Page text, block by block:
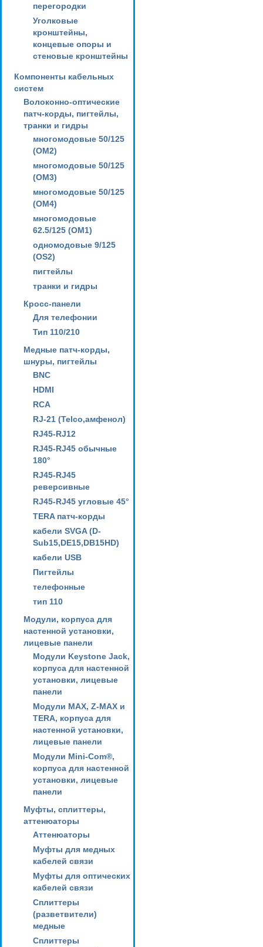
перегородки
Уголковые
кронштейны,
концевые опоры и
стеновые кронштейны
Компоненты кабельных
систем
Волоконно-оптические
патч-корды, пигтейлы,
транки и гидры
многомодовые 50/125
(OM2)
многомодовые 50/125
(OM3)
многомодовые 50/125
(OM4)
многомодовые
62.5/125 (OM1)
одномодовые 9/125
(OS2)
пигтейлы
транки и гидры
Кросс-панели
Для телефонии
Тип 110/210
Медные патч-корды,
шнуры, пигтейлы
BNC
HDMI
RCA
RJ-21 (Telco,амфенол)
RJ45-RJ12
RJ45-RJ45 обычные
180°
RJ45-RJ45
реверсивные
RJ45-RJ45 угловые 45°
TERA патч-корды
кабели SVGA (D-
Sub15,DE15,DB15HD)
кабели USB
Пигтейлы
телефонные
тип 110
Модули, корпуса для
настенной установки,
лицевые панели
Модули Keystone Jack,
корпуса для настенной
установки, лицевые
панели
Модули MAX, Z-MAX и
TERA, корпуса для
настенной установки,
лицевые панели
Модули Mini-Com®,
корпуса для настенной
установки, лицевые
панели
Муфты, сплиттеры,
аттенюаторы
Аттенюаторы
Муфты для медных
кабелей связи
Муфты для оптических
кабелей связи
Сплиттеры
(разветвители)
медные
Сплиттеры